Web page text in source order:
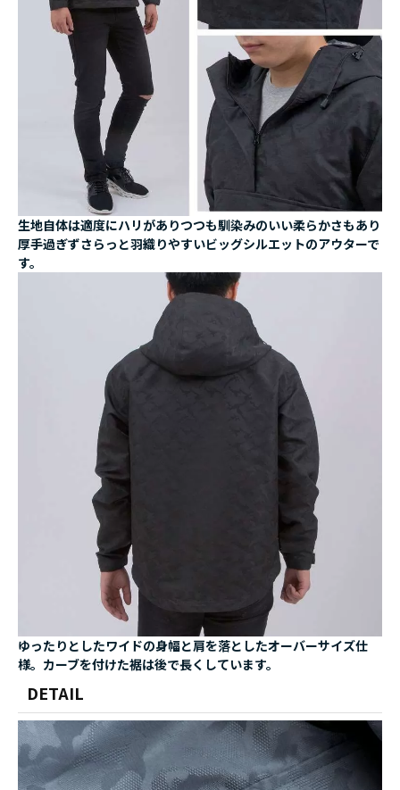
生地自体は適度にハリがありつつも馴染みのいい柔らかさもあり
厚手過ぎずさらっと羽織りやすいビッグシルエットのアウターで
す。
ゆったりとしたワイドの身幅と肩を落としたオーバーサイズ仕
様。カーブを付けた裾は後で長くしています。
DETAIL